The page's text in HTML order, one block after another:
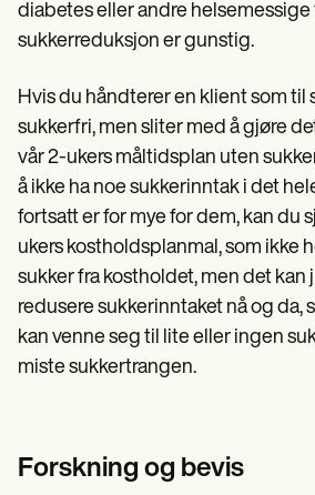
diabetes eller andre
sukkerreduksjon er gunstig.
Hvis du håndterer en klient som til
sukkerfri, men sliter med å gjøre
vår 2-ukers måltidsplan uten
å ikke ha noe sukkerinntak i det
fortsatt er for mye for dem, kan du
ukers kostholdsplanmal, som ikke
sukker fra kostholdet, men det kan
redusere sukkerinntaket nå og da,
kan venne seg til lite eller ingen
miste sukkertrangen.
Forskning og bevis